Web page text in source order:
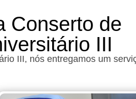
Conserto de
III
III, nós entregamos um